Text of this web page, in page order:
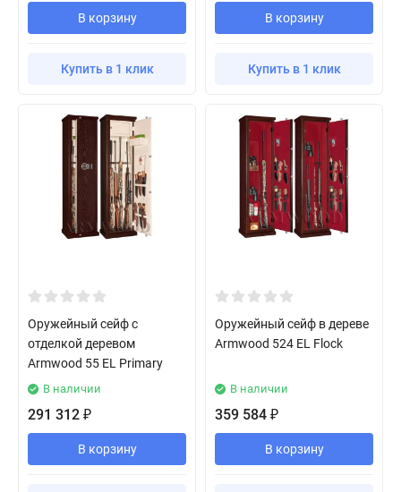
В корзину
Купить в 1 клик
В корзину
Купить в 1 клик
Оружейный сейф с
отделкой деревом
Armwood 55 EL Primary
В наличии
291 312 ₽
В корзину
Оружейный сейф в дереве
Armwood 524 EL Flock
В наличии
359 584 ₽
В корзину